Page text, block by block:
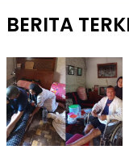
BERITA